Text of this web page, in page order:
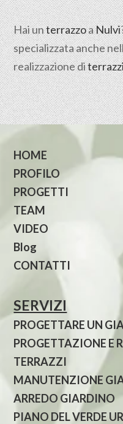
Hai unterrazzoaNulvi
specializzata anche
realizzazione di
HOME
PROFILO
PROGETTI
TEAM
VIDEO
Blog
CONTATTI
SERVIZI
PROGETTARE UN
PROGETTAZIONE E
TERRAZZI
MANUTENZIONE
ARREDO GIARDINO
PIANO DEL VERDE